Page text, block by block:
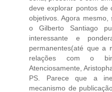
deve explorar pontos de
objetivos. Agora mesmo,
o Gilberto Santiago
interessante e
permanentes(até que a
relações com o
Atenciosamente,
PS. Parece que a
mecanismo de